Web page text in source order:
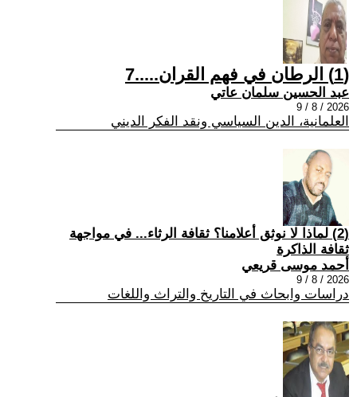
(1) الرطان في فهم القران.....7
عبد الحسين سلمان عاتي
2026 / 8 / 9
العلمانية، الدين السياسي ونقد الفكر الديني
(2) لماذا لا نوثق أعلامنا؟ ثقافة الرثاء... في مواجهة
ثقافة الذاكرة
أحمد موسى قريعي
2026 / 8 / 9
دراسات وابحاث في التاريخ والتراث واللغات